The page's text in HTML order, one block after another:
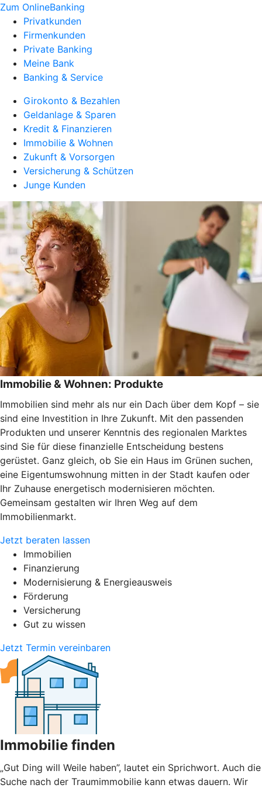
Zum OnlineBanking
Privatkunden
Firmenkunden
Private Banking
Meine Bank
Banking & Service
Girokonto & Bezahlen
Geldanlage & Sparen
Kredit & Finanzieren
Immobilie & Wohnen
Zukunft & Vorsorgen
Versicherung & Schützen
Junge Kunden
Immobilie & Wohnen: Produkte
Immobilien sind mehr als nur ein Dach über dem Kopf – sie
sind eine Investition in Ihre Zukunft. Mit den passenden
Produkten und unserer Kenntnis des regionalen Marktes
sind Sie für diese finanzielle Entscheidung bestens
gerüstet. Ganz gleich, ob Sie ein Haus im Grünen suchen,
eine Eigentumswohnung mitten in der Stadt kaufen oder
Ihr Zuhause energetisch modernisieren möchten.
Gemeinsam gestalten wir Ihren Weg auf dem
Immobilienmarkt.
Jetzt beraten lassen
Immobilien
Finanzierung
Modernisierung & Energieausweis
Förderung
Versicherung
Gut zu wissen
Jetzt Termin vereinbaren
Immobilie finden
„Gut Ding will Weile haben”, lautet ein Sprichwort. Auch die
Suche nach der Traumimmobilie kann etwas dauern. Wir